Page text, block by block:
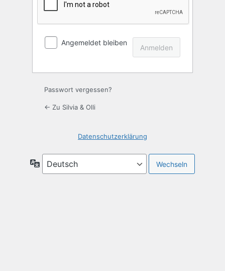
Angemeldet bleiben
Passwort vergessen?
← Zu Silvia & Olli
Datenschutzerklärung
Sprache